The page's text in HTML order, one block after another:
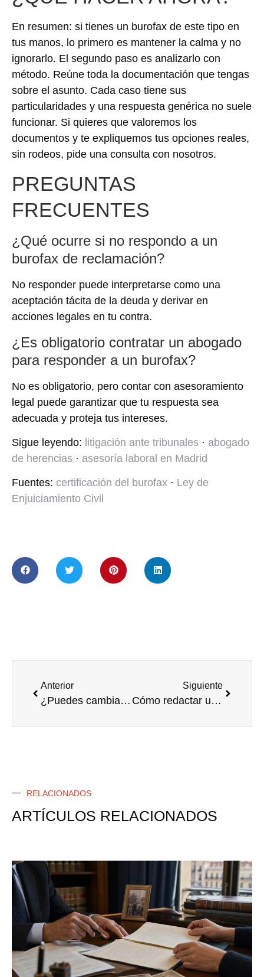
En resumen: si tienes un burofax de este tipo en
tus manos, lo primero es mantener la calma y no
ignorarlo. El segundo paso es analizarlo con
método. Reúne toda la documentación que tengas
sobre el asunto. Cada caso tiene sus
particularidades y una respuesta genérica no suele
funcionar. Si quieres que valoremos los
documentos y te expliquemos tus opciones reales,
sin rodeos, pide una consulta con nosotros.
PREGUNTAS
FRECUENTES
¿Qué ocurre si no respondo a un
burofax de reclamación?
No responder puede interpretarse como una
aceptación tácita de la deuda y derivar en
acciones legales en tu contra.
¿Es obligatorio contratar un abogado
para responder a un burofax?
No es obligatorio, pero contar con asesoramiento
legal puede garantizar que tu respuesta sea
adecuada y proteja tus intereses.
Sigue leyendo: litigación ante tribunales · abogado
de herencias · asesoría laboral en Madrid
Fuentes: certificación del burofax · Ley de
Enjuiciamiento Civil
Anterior
¿Puedes cambiar la deducción del IRPF por eficiencia energética?
Siguiente
Cómo redactar un contrato laboral sin errores legales
RELACIONADOS
ARTÍCULOS RELACIONADOS